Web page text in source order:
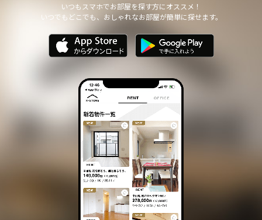
いつもスマホでお部屋を探す方にオススメ！
いつでもどこでも、おしゃれなお部屋が簡単に探せます。